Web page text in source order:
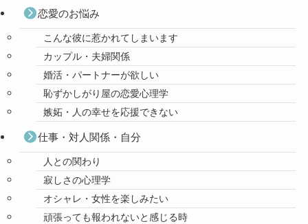
恋愛のお悩み
こんな彼に惹かれてしまいます
カップル・夫婦関係
婚活・パートナーが欲しい
恥ずかしがり屋の恋愛心理学
嫉妬・人の幸せを応援できない
仕事・対人関係・自分
人との関わり
寂しさの心理学
オシャレ・女性を楽しみたい
頑張っても報われないと感じる時